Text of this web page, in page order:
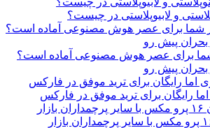
و لابیوپلاستی در چیست؟
شما برای عصر هوش مصنوعی آماده است؟
بحران پیش رو